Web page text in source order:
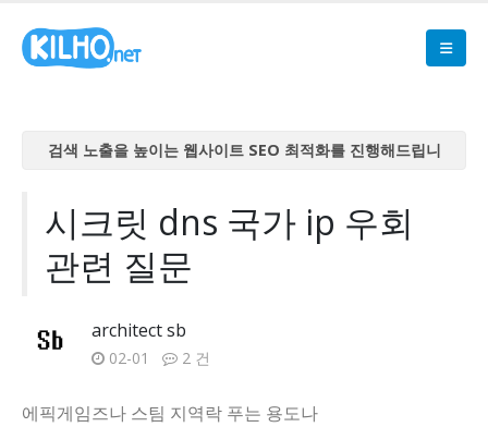
검색 노출을 높이는 웹사이트 SEO 최적화를 진행해드립니
검색 노출을 높이는 웹사이트 SEO 최적화를 진행해드립니
다
검색 노출을 높이는 웹사이트 SEO 최적화를 진행해드립니
검색 노출을 높이는 웹사이트 SEO 최적화를 진행해드립니
다
시크릿 dns 국가 ip 우회
관련 질문
architect sb
02-01 2 건
에픽게임즈나 스팀 지역락 푸는 용도나